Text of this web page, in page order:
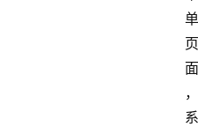
单
页
面
，
系